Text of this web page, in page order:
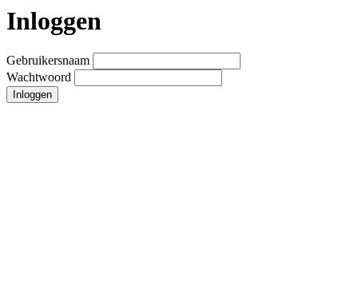
Inloggen
Gebruikersnaam
Wachtwoord